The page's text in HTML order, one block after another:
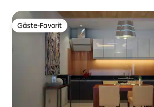
Gäste-Favorit
Gäste-Favorit